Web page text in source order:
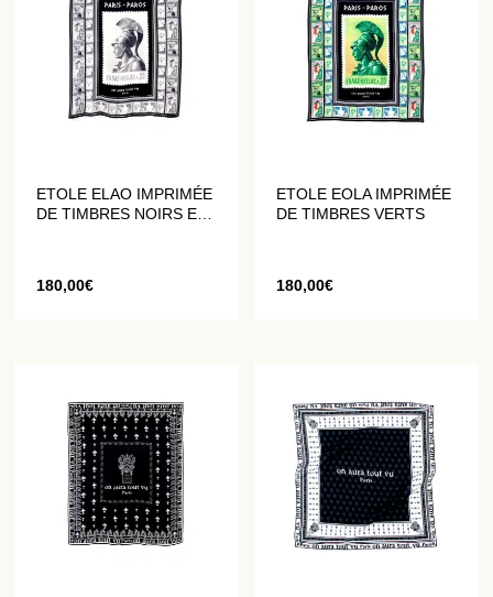
ETOLE ELAO IMPRIMÉE
DE TIMBRES NOIRS ET
180,00€
ETOLE EOLA IMPRIMÉE
DE TIMBRES VERTS
180,00€